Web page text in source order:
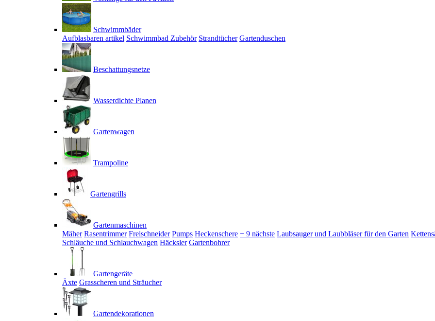
Schwimmbäder
Aufblasbaren artikel Schwimmbad Zubehör Strandtücher Gartenduschen
Beschattungsnetze
Wasserdichte Planen
Gartenwagen
Trampoline
Gartengrills
Gartenmaschinen
Mäher Rasentrimmer Freischneider Pumps Heckenschere + 9 nächste Laubsauger und Laubbläser für den Garten
Schläuche und Schlauchwagen Häcksler Gartenbohrer
Gartengeräte
Äxte Grasscheren und Sträucher
Gartendekorationen